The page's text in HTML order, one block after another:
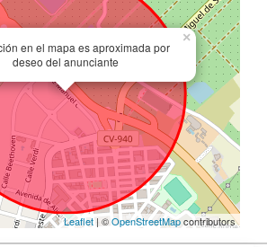
en el mapa es aproximada por
deseo del anunciante
×
Leaflet| ©OpenStreetMapcontributors